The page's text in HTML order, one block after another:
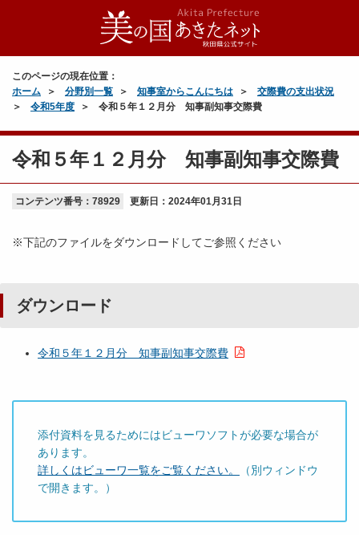
このページの現在位置：
ホーム
分野別一覧 知事室からこんにちは
交際費の支出状況
令和5年度
令和５年１２月分 知事副知事交際費
令和５年１２月分 知事副知事交際費
コンテンツ番号：78929 更新日： 2024年01月31日
※下記のファイルをダウンロードしてご参照ください
ダウンロード
令和５年１２月分 知事副知事交際費
添付資料を見るためにはビューワソフトが必要な場合が
あります。
詳しくはビューワ一覧をご覧ください。
（別ウィンドウ
で開きます。）